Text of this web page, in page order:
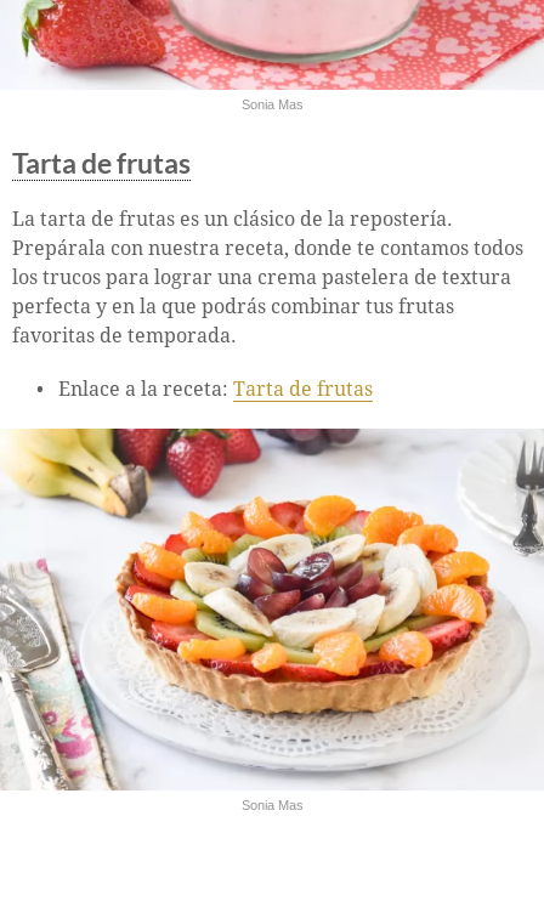
Sonia Mas
Tarta de frutas
La tarta de frutas es un clásico de la repostería.
Prepárala con nuestra receta, donde te contamos todos
los trucos para lograr una crema pastelera de textura
perfecta y en la que podrás combinar tus frutas
favoritas de temporada.
Enlace a la receta: Tarta de frutas
Sonia Mas